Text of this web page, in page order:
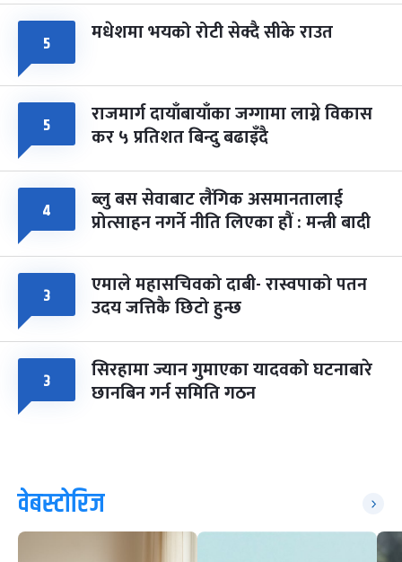
५ मधेशमा भयको रोटी सेक्दै सीके राउत
५ राजमार्ग दायाँबायाँका जग्गामा लाग्ने विकास
कर ५ प्रतिशत बिन्दु बढाइँदै
४ ब्लु बस सेवाबाट लैंगिक असमानतालाई
प्रोत्साहन नगर्ने नीति लिएका हौं : मन्त्री बादी
३ एमाले महासचिवको दाबी- रास्वपाको पतन
उदय जत्तिकै छिटो हुन्छ
३ सिरहामा ज्यान गुमाएका यादवको घटनाबारे
छानबिन गर्न समिति गठन
वेबस्टोरिज